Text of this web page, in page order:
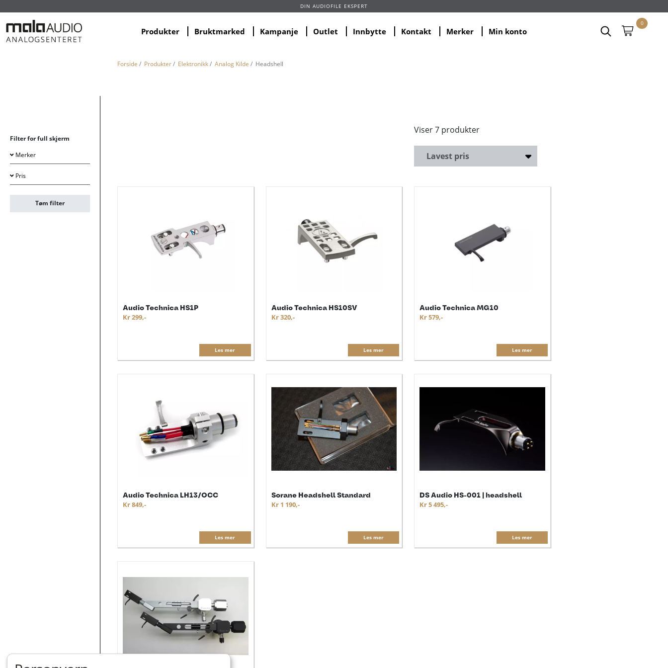
DIN AUDIOFILE EKSPERT
Produkter Bruktmarked Kampanje Outlet Innbytte Kontakt Merker Min konto
0
Forside / Produkter/ Elektronikk/ Analog Kilde / Headshell
Filter for full skjerm
Merker
Pris
Tøm filter
Viser 7 produkter
Audio Technica HS1P
Kr 299,-
Les mer
Audio Technica HS10SV
Kr 320,-
Les mer
Audio Technica MG10
Kr 579,-
Les mer
Audio Technica LH13/OCC
Kr 849,-
Les mer
Sorane Headshell Standard
Kr 1 190,-
Les mer
DS Audio HS-001 | headshell
Kr 5 495,-
Les mer